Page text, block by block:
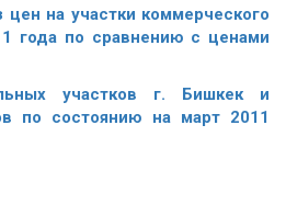
цен на участки коммерческого
года по сравнению с ценами
участков г. Бишкек и
по состоянию на март 2011